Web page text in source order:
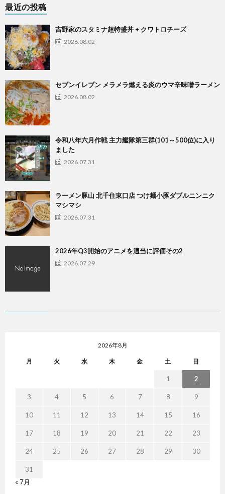
最近の投稿
吉野家のスタミナ超特盛丼 + クワトロチーズ
2026.08.02
セブンイレブン メラメラ燃える炎のウマ辛味噌ラーメン
2026.08.02
令和八年六月作戦 主力艦隊第三群(101～500位)に入り
ました
2026.07.31
ラーメン豚山 北千住東口店 つけ麺小豚ダブルニンニク
マシマシ
2026.07.31
2026年Q3開始のアニメを適当に評価その2
2026.07.29
2026年8月
月 火 水 木 金 土 日
1 2
3 4 5 6 7 8 9
10 11 12 13 14 15 16
17 18 19 20 21 22 23
24 25 26 27 28 29 30
31
« 7月